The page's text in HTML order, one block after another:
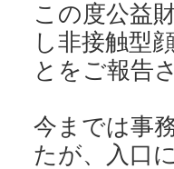
この度公益
し非接触型
とをご報告
今までは事
たが、入口